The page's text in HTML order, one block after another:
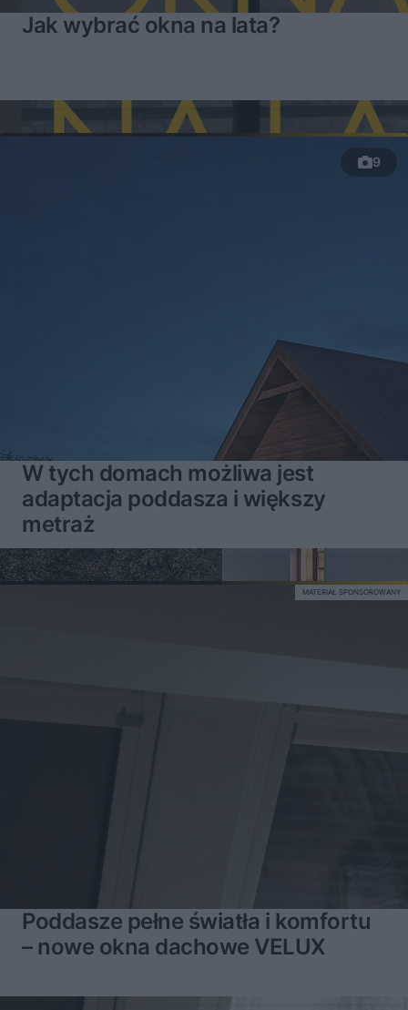
Jak wybrać okna na lata?
9
W tych domach możliwa jest
adaptacja poddasza i większy
metraż
Poddasze pełne światła i komfortu
– nowe okna dachowe VELUX
MATERIAŁ SPONSOROWANY